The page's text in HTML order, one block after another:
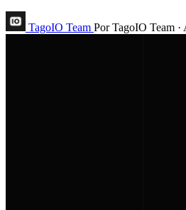
TagoIO Team Por TagoIO Team ·